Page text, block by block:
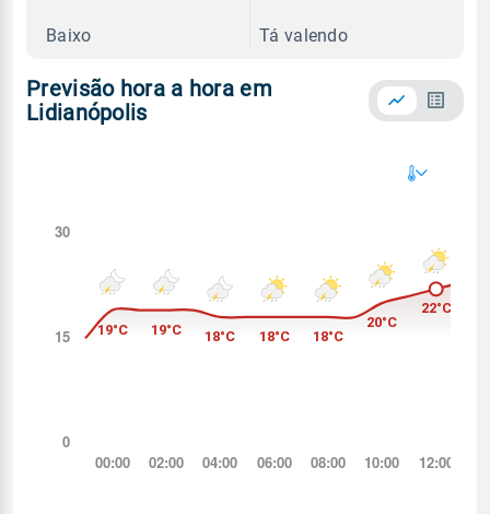
Baixo Tá valendo
Previsão hora a hora em
Lidianópolis